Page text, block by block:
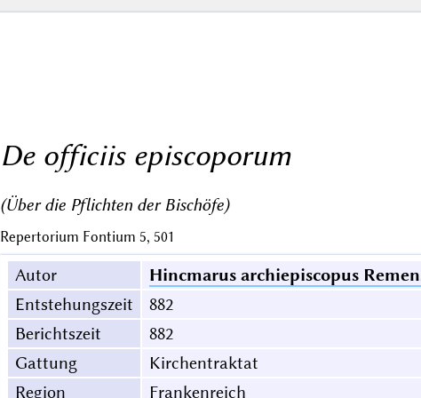
De officiis episcoporum
(Über die Pflichten der Bischöfe)
Repertorium Fontium 5, 501
Autor
Hincmarus archiepiscopus
Entstehungszeit
882
Berichtszeit
882
Gattung
Kirchentraktat
Region
Frankenreich